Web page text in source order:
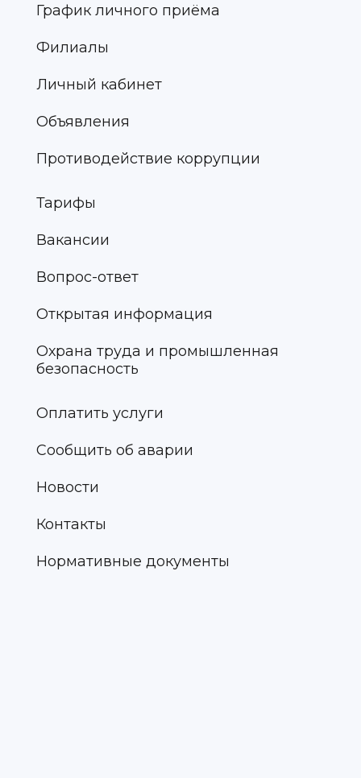
График личного приёма
Филиалы
Личный кабинет
Объявления
Противодействие коррупции
Тарифы
Вакансии
Вопрос-ответ
Открытая информация
Охрана труда и промышленная
безопасность
Оплатить услуги
Сообщить об аварии
Новости
Контакты
Нормативные документы